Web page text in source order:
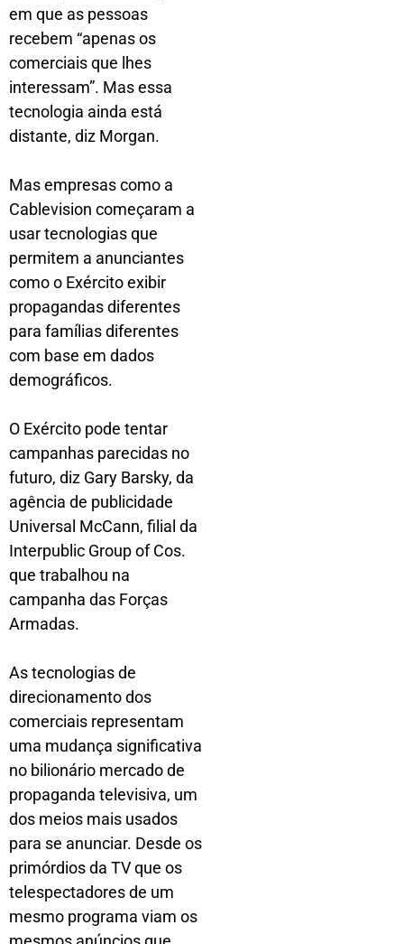
em que as pessoas
recebem “apenas os
comerciais que lhes
interessam”. Mas essa
tecnologia ainda está
distante, diz Morgan.
Mas empresas como a
Cablevision começaram a
usar tecnologias que
permitem a anunciantes
como o Exército exibir
propagandas diferentes
para famílias diferentes
com base em dados
demográficos.
O Exército pode tentar
campanhas parecidas no
futuro, diz Gary Barsky, da
agência de publicidade
Universal McCann, filial da
Interpublic Group of Cos.
que trabalhou na
campanha das Forças
Armadas.
As tecnologias de
direcionamento dos
comerciais representam
uma mudança significativa
no bilionário mercado de
propaganda televisiva, um
dos meios mais usados
para se anunciar. Desde os
primórdios da TV que os
telespectadores de um
mesmo programa viam os